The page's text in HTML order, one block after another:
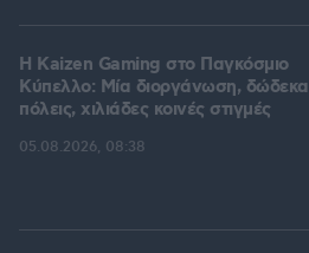
H Kaizen Gaming στο Παγκόσμιο
Kύπελλο: Μία διοργάνωση, δώδεκα
πόλεις, χιλιάδες κοινές στιγμές
05.08.2026, 08:38